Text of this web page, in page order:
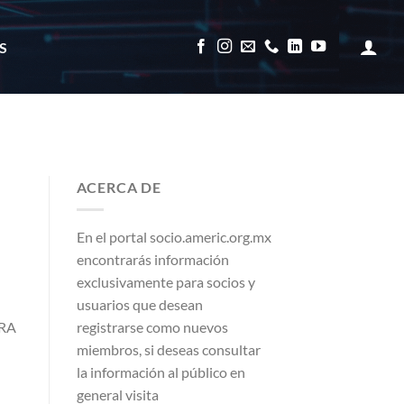
ACERCA DE
En el portal socio.americ.org.mx
encontrarás información
exclusivamente para socios y
usuarios que desean
registrarse como nuevos
miembros, si deseas consultar
la información al público en
general visita